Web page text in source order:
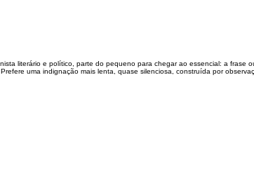
literário e político, parte do pequeno para chegar ao essencial: a frase
uma indignação mais lenta, quase silenciosa, construída por